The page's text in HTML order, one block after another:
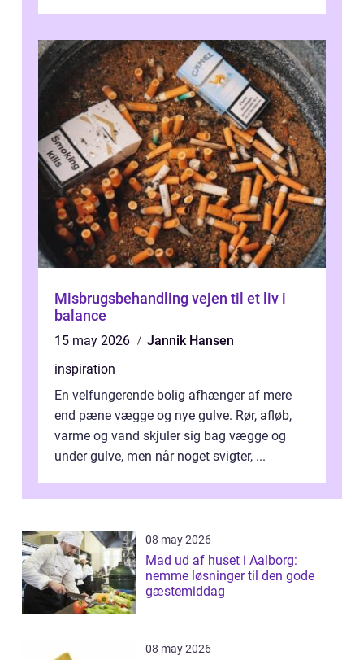
Misbrugsbehandling vejen til et liv i
balance
15 may 2026
Jannik Hansen
inspiration
En velfungerende bolig afhænger af mere
end pæne vægge og nye gulve. Rør, afløb,
varme og vand skjuler sig bag vægge og
under gulve, men når noget svigter, ...
08 may 2026
Mad ud af huset i Aalborg:
nemme løsninger til den gode
gæstemiddag
08 may 2026